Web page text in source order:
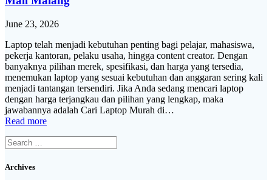
June 23, 2026
Laptop telah menjadi kebutuhan penting bagi pelajar, mahasiswa,
pekerja kantoran, pelaku usaha, hingga content creator. Dengan
banyaknya pilihan merek, spesifikasi, dan harga yang tersedia,
menemukan laptop yang sesuai kebutuhan dan anggaran sering kali
menjadi tantangan tersendiri. Jika Anda sedang mencari laptop
dengan harga terjangkau dan pilihan yang lengkap, maka
jawabannya adalah Cari Laptop Murah di…
Read more
Search
for:
Archives